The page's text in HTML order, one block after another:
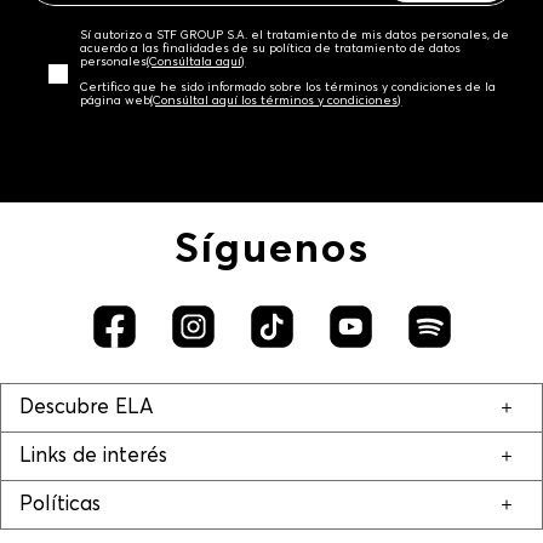
Sí autorizo a STF GROUP S.A. el tratamiento de mis datos personales, de
acuerdo a las finalidades de su política de tratamiento de datos
personales‎(Consúltala aquí)
Certifico que he sido informado sobre los términos y condiciones de la
página web‎(Consúltal aquí los términos y condiciones)
Síguenos
Descubre ELA
Links de interés
Políticas